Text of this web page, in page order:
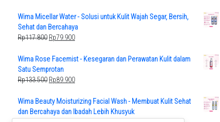
was:
Rp123.500.
is:
Rp84.900.
Wima Micellar Water - Solusi untuk Kulit Wajah Segar, Bersih,
Sehat dan Bercahaya
Rp117.800 Original
was:
Rp117.800.
Rp79.900Current
is:
Wima Rose Facemist - Kesegaran dan Perawatan Kulit dalam
Satu Semprotan
Rp133.500 Original
was:
Rp133.500.
Rp89.900Current
is:
Rp89.900.
Wima Beauty Moisturizing Facial Wash - Membuat Kulit Sehat
dan Bercahaya dan Ibadah Lebih Khusyuk